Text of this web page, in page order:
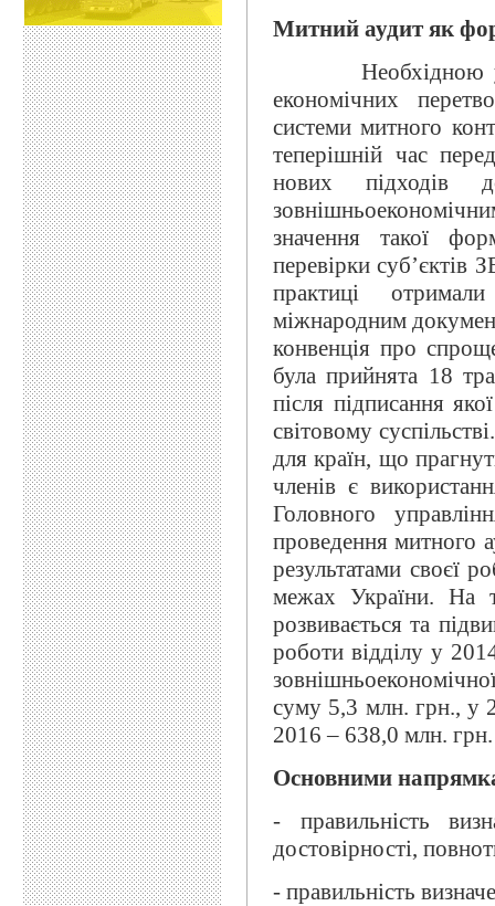
Митний аудит як
Необхідною
економічних
системи митного
теперішній час
нових підходів
значення такої
перевірки суб’єктів
практиці
міжнародним
конвенція про
була прийнята 18
після підписання
світовому
для країн, що
членів є
Головного
проведення митного
результатами своєї
межах України. На
розвивається та
роботи відділу у
суму 5,3 млн. грн., у
2016 – 638,0 млн. грн.
Основними
- правильність
достовірності,
- правильність